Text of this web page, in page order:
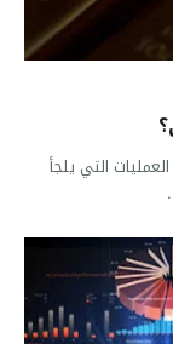
التي يلجأ